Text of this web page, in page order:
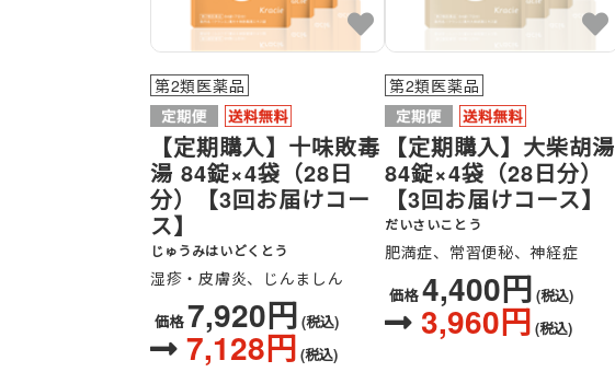
【定期購入】十味敗毒
湯 84錠×4袋（28日
分）【3回お届けコー
ス】
じゅうみはいどくとう
第2類医薬品
湿疹・皮膚炎、じんましん
価格 7,920円 (税込)
7,128円 (税込)
【定期購入】大柴胡湯
84錠×4袋（28日分）
【3回お届けコース】
だいさいことう
第2類医薬品
肥満症、常習便秘、神経症
価格 4,400円 (税込)
3,960円 (税込)